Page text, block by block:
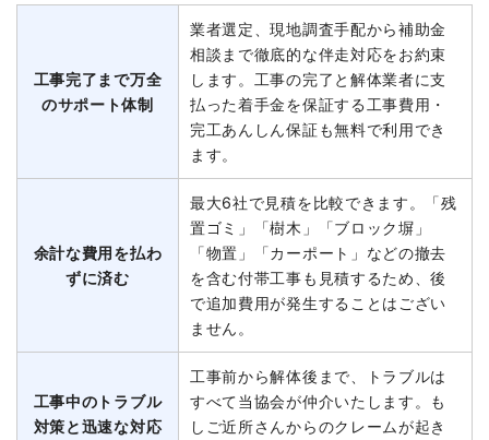
工事完了まで万全
のサポート体制
業者選定、現地調査手配から補助金
相談まで徹底的な伴走対応をお約束
します。工事の完了と解体業者に支
払った着手金を保証する工事費用・
完工あんしん保証も無料で利用でき
ます。
余計な費用を払わ
ずに済む
最大6社で見積を比較できます。「残
置ゴミ」「樹木」「ブロック塀」
「物置」「カーポート」などの撤去
を含む付帯工事も見積するため、後
で追加費用が発生することはござい
ません。
工事中のトラブル
対策と迅速な対応
工事前から解体後まで、トラブルは
すべて当協会が仲介いたします。も
しご近所さんからのクレームが起き